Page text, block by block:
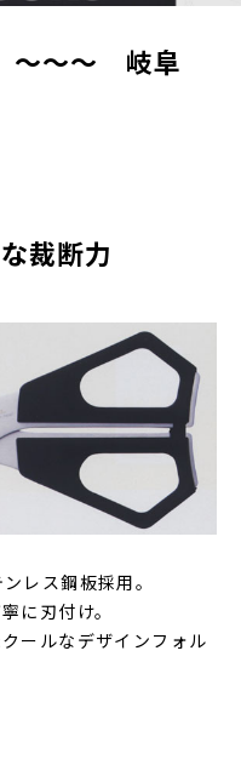
～～ 岐阜
裁断力
レス鋼板採用。
に刃付け。
ールなデザインフォル